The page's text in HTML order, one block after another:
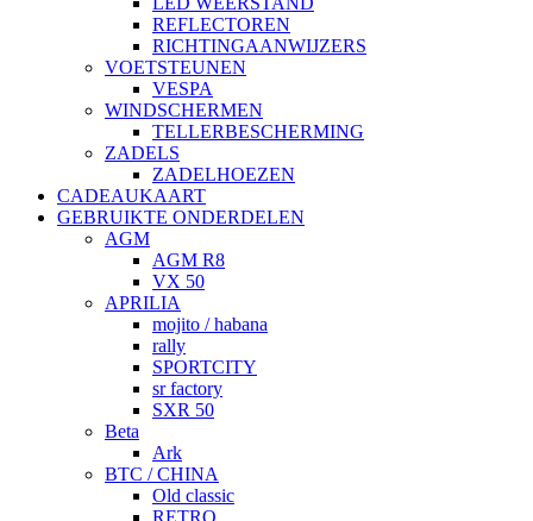
REFLECTOREN
RICHTINGAANWIJZERS
VOETSTEUNEN
VESPA
WINDSCHERMEN
TELLERBESCHERMING
ZADELS
ZADELHOEZEN
CADEAUKAART
GEBRUIKTE ONDERDELEN
AGM
AGM R8
VX 50
APRILIA
mojito / habana
rally
SPORTCITY
sr factory
SXR 50
Beta
Ark
BTC / CHINA
Old classic